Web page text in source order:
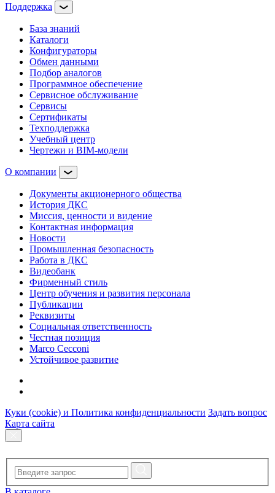
Поддержка
База знаний
Каталоги
Конфигураторы
Обмен данными
Подбор аналогов
Программное обеспечение
Сервисное обслуживание
Сервисы
Сертификаты
Техподдержка
Учебный центр
Чертежи и BIM-модели
О компании
Документы акционерного общества
История ДКС
Миссия, ценности и видение
Контактная информация
Новости
Промышленная безопасность
Работа в ДКС
Видеобанк
Фирменный стиль
Центр обучения и развития персонала
Публикации
Реквизиты
Социальная ответственность
Честная позиция
Marco Cecconi
Устойчивое развитие
Куки (cookie) и Политика конфиденциальности Задать вопрос
Карта сайта